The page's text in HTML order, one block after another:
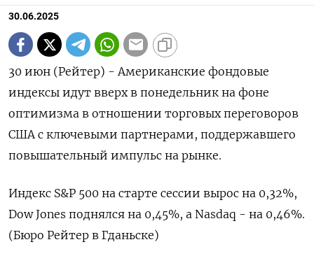
30.06.2025
30 июн (Рейтер) - Американские фондовые
индексы идут вверх в понедельник на фоне
оптимизма в отношении торговых переговоров
США с ключевыми партнерами, поддержавшего
повышательный импульс на рынке.
Индекс S&P 500 на старте сессии вырос на 0,32%,
Dow Jones поднялся на 0,45%, а Nasdaq - на 0,46%.
(Бюро Рейтер в Гданьске)